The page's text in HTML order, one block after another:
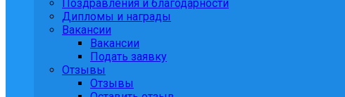
Поздравления и благодарности
Дипломы и награды
Вакансии
Вакансии
Подать заявку
Отзывы
Отзывы